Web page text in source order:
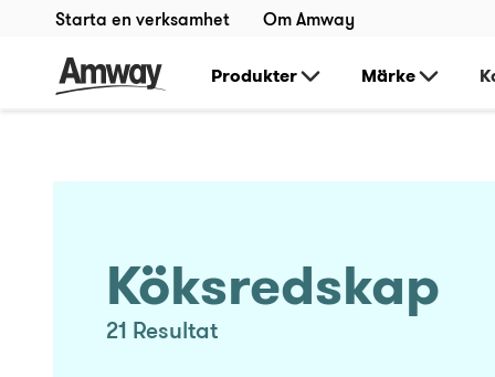
Starta en verksamhet Om Amway
Produkter Märke
Köksredskap
21 Resultat